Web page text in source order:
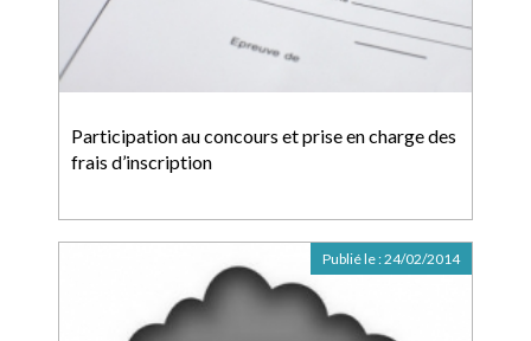
Participation au concours et prise en charge des
frais d’inscription
Publié le :24/02/2014